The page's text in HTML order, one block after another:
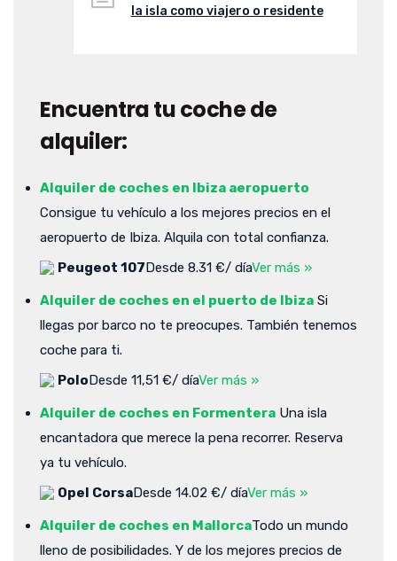
la isla como viajero o residente
Encuentra tu coche de
alquiler:
Alquiler de coches en Ibiza aeropuerto
Consigue tu vehículo a los mejores precios en el
aeropuerto de Ibiza. Alquila con total confianza.
Peugeot 107Desde 8.31 €/ díaVer más »
Alquiler de coches en el puerto de Ibiza Si
llegas por barco no te preocupes. También tenemos
coche para ti.
PoloDesde 11,51 €/ díaVer más »
Alquiler de coches en Formentera Una isla
encantadora que merece la pena recorrer. Reserva
ya tu vehículo.
Opel CorsaDesde 14.02 €/ díaVer más »
Alquiler de coches en MallorcaTodo un mundo
lleno de posibilidades. Y de los mejores precios de